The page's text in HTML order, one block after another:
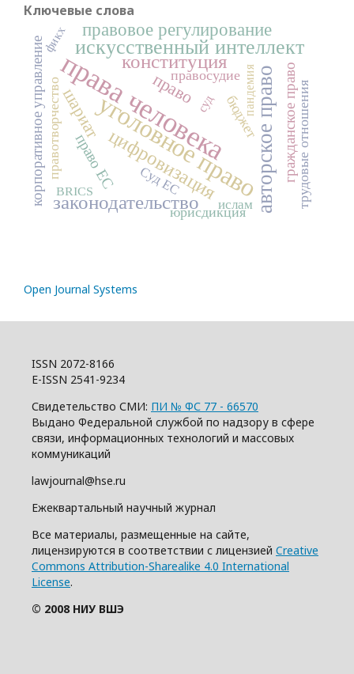
Ключевые слова
права человека
уголовное правоавторское право
искусственный интеллект
конституция
цифровизация
законодательство
правовое регулирование
право
шариат
корпоративное управление право ЕС гражданское право
бюджет трудовые отношения
юрисдикция
правосудие
правотворчество
Суд ЕС
ислам
суд пандемия
фикх
BRICS
Open Journal Systems
ISSN 2072-8166
E-ISSN 2541-9234
Свидетельство СМИ: ПИ № ФС 77 - 66570
Выдано Федеральной службой по надзору в сфере
связи, информационных технологий и массовых
коммуникаций
lawjournal@hse.ru
Ежеквартальный научный журнал
Все материалы, размещенные на сайте,
лицензируются в соответствии с лицензией Creative
Commons Attribution-Sharealike 4.0 International
License.
© 2008 НИУ ВШЭ